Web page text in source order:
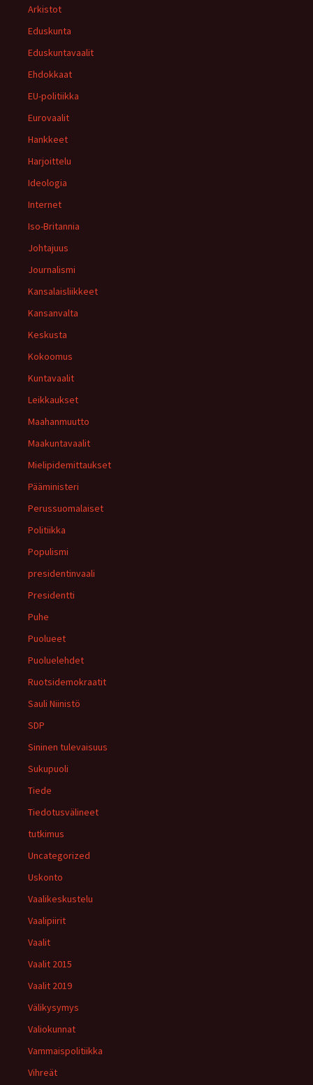
Arkistot
Eduskunta
Eduskuntavaalit
Ehdokkaat
EU-politiikka
Eurovaalit
Hankkeet
Harjoittelu
Ideologia
Internet
Iso-Britannia
Johtajuus
Journalismi
Kansalaisliikkeet
Kansanvalta
Keskusta
Kokoomus
Kuntavaalit
Leikkaukset
Maahanmuutto
Maakuntavaalit
Mielipidemittaukset
Pääministeri
Perussuomalaiset
Politiikka
Populismi
presidentinvaali
Presidentti
Puhe
Puolueet
Puoluelehdet
Ruotsidemokraatit
Sauli Niinistö
SDP
Sininen tulevaisuus
Sukupuoli
Tiede
Tiedotusvälineet
tutkimus
Uncategorized
Uskonto
Vaalikeskustelu
Vaalipiirit
Vaalit
Vaalit 2015
Vaalit 2019
Välikysymys
Valiokunnat
Vammaispolitiikka
Vihreät